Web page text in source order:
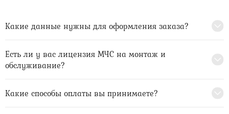
Какие данные нужны для оформления заказа?
Есть ли у вас лицензия МЧС на монтаж и
обслуживание?
Какие способы оплаты вы принимаете?